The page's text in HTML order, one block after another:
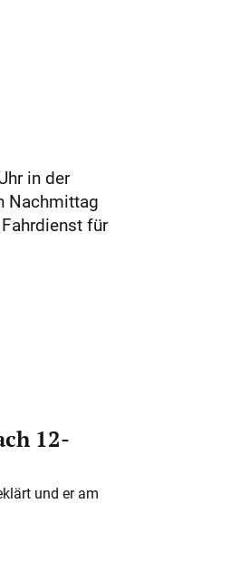
in der
Nachmittag
für
12-
und er am